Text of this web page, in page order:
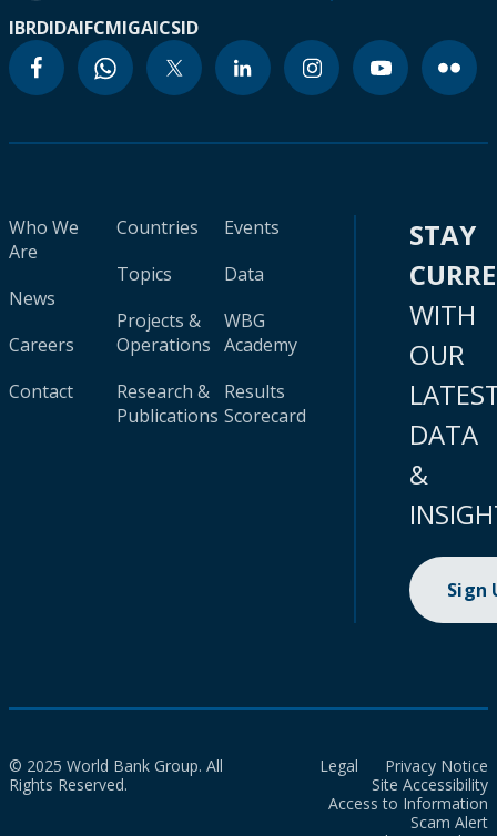
IBRDIDAIFCMIGAICSID
Who We
Are
News
Careers
Contact
Countries
Topics
Projects &
Operations
Research &
Publications
Events
Data
WBG
Academy
Results
Scorecard
STAY
WITH
OUR
DATA
&
Sign
© 2025 World Bank Group. All
Rights Reserved.
Legal
Privacy Notice
Site Accessibility
Access to Information
Scam Alert